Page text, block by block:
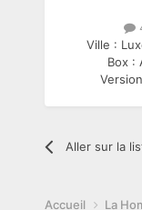
Ville :
Box :
Aller sur la
Accueil La